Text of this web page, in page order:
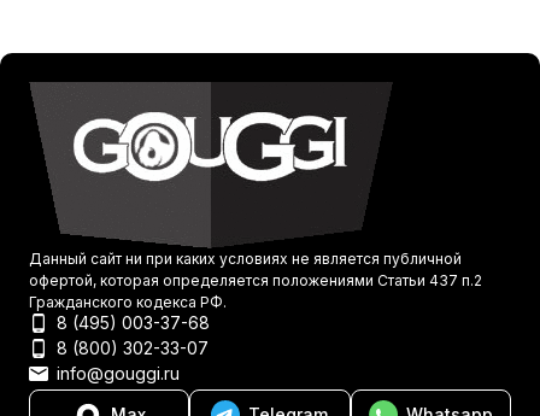
Данный сайт ни при каких условиях не является публичной
офертой, которая определяется положениями Статьи 437 п.2
Гражданского кодекса РФ.
8 (495) 003-37-68
8 (800) 302-33-07
info@gouggi.ru